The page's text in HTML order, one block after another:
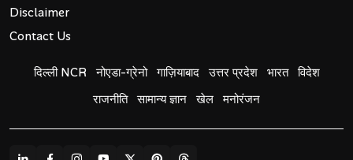
Disclaimer
Contact Us
दिल्ली NCR नोएडा-ग्रेनो गाज़ियाबाद उत्तर प्रदेश भारत विदेश
राजनीति सामान्य ज्ञान खेल मनोरंजन